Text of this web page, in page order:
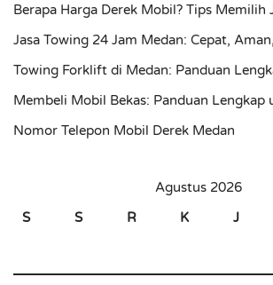
Berapa Harga Derek Mobil? Tips Memilih
Jasa Towing 24 Jam Medan: Cepat,
Towing Forklift di Medan: Panduan
Membeli Mobil Bekas: Panduan Lengkap
Nomor Telepon Mobil Derek Medan
Agustus 2026
S
S R K J